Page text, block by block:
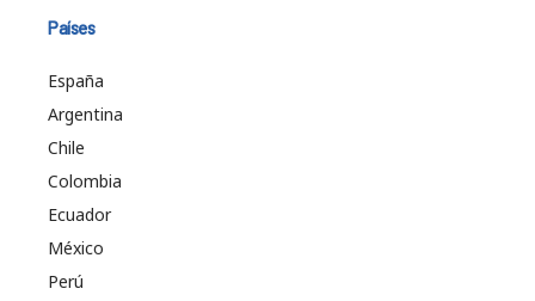
Países
España
Argentina
Chile
Colombia
Ecuador
México
Perú